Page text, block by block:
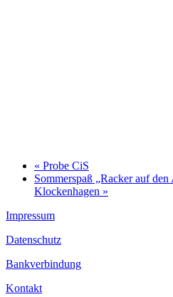
« Probe CiS
Sommerspaß „Racker auf
Klockenhagen »
Impressum
Datenschutz
Bankverbindung
Kontakt